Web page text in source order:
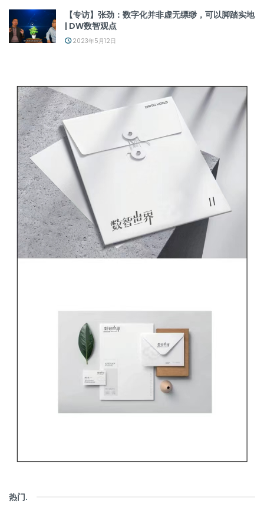
【专访】张劲：数字化并非虚无缥缈，可以脚踏实地
| DW数智观点
2023年5月12日
热门.